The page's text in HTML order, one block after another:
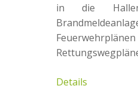
in die
Details